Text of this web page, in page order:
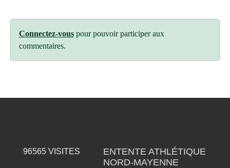
Connectez-vous pour pouvoir participer aux
commentaires.
96565VISITES
ENTENTE ATHLÉTIQUE
NORD-MAYENNE